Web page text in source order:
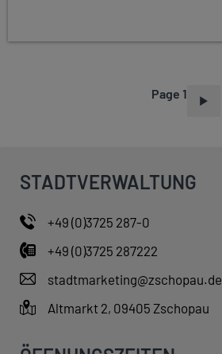
Page 1
STADTVERWALTUNG
+49 (0)3725 287-0
+49 (0)3725 287222
stadtmarketing@zschopau.de
Altmarkt 2, 09405 Zschopau